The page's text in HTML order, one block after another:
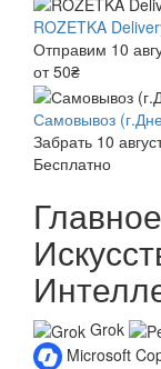
ROZETKA
Отправим 10
от 50₴
Самовывоз
Забрать 10
Бесплатно
Grok
Microsoft